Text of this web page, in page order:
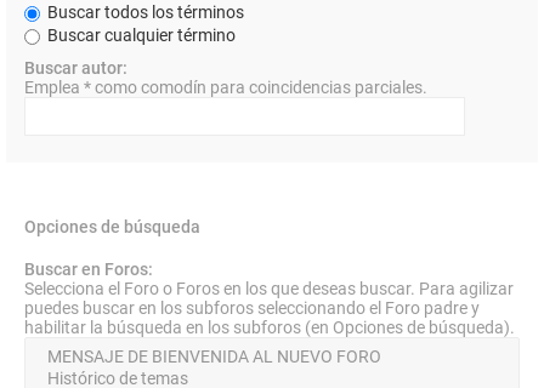
Buscar todos los términos
Buscar cualquier término
Buscar autor:
Emplea * como comodín para coincidencias parciales.
Opciones de búsqueda
Buscar en Foros:
Selecciona el Foro o Foros en los que deseas buscar. Para agilizar
puedes buscar en los subforos seleccionando el Foro padre y
habilitar la búsqueda en los subforos (en Opciones de búsqueda).